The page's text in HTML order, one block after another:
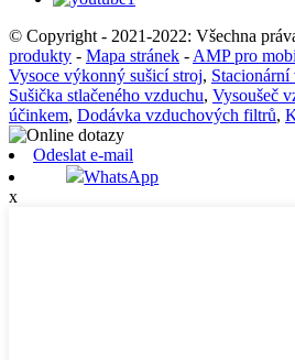
© Copyright - 2021-2022: Všechna
produkty - Mapa stránek - AMP pro
Vysoce výkonný sušicí stroj,
Sušička stlačeného vzduchu, Vysoušeč
účinkem, Dodávka vzduchových filtrů,
Odeslat e-mail
WhatsApp
x